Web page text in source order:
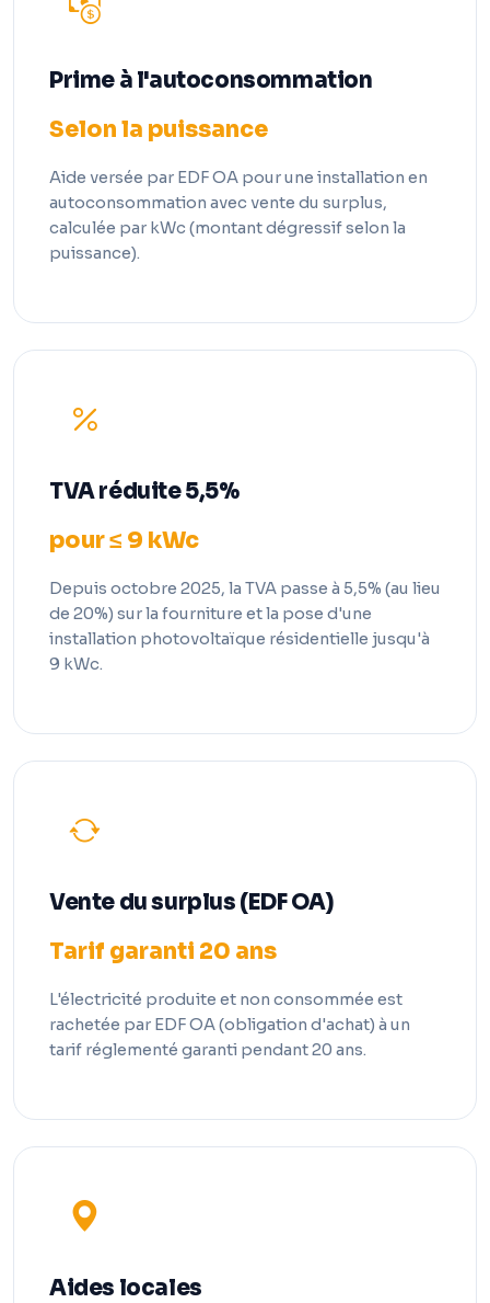
Prime à l'autoconsommation
Selon la puissance
Aide versée par EDF OA pour une installation en
autoconsommation avec vente du surplus,
calculée par kWc (montant dégressif selon la
puissance).
TVA réduite 5,5%
pour ≤ 9 kWc
Depuis octobre 2025, la TVA passe à 5,5% (au lieu
de 20%) sur la fourniture et la pose d'une
installation photovoltaïque résidentielle jusqu'à
9 kWc.
Vente du surplus (EDF OA)
Tarif garanti 20 ans
L'électricité produite et non consommée est
rachetée par EDF OA (obligation d'achat) à un
tarif réglementé garanti pendant 20 ans.
Aides locales